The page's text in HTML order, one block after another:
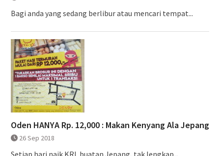
Bagi anda yang sedang berlibur atau mencari tempat...
Oden HANYA Rp. 12,000 : Makan Kenyang Ala Jepang
26 Sep 2018